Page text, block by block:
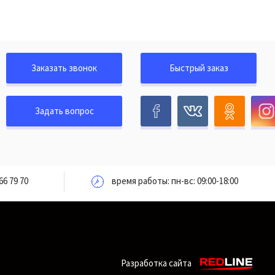
Заказать звонок
Задать вопрос
Быстрый заказ
79 70 время работы: пн-вс: 09:00-18:00
Разработка сайта